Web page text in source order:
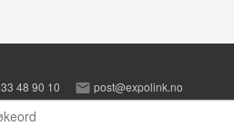
33 48 90 10 post@expolink.no